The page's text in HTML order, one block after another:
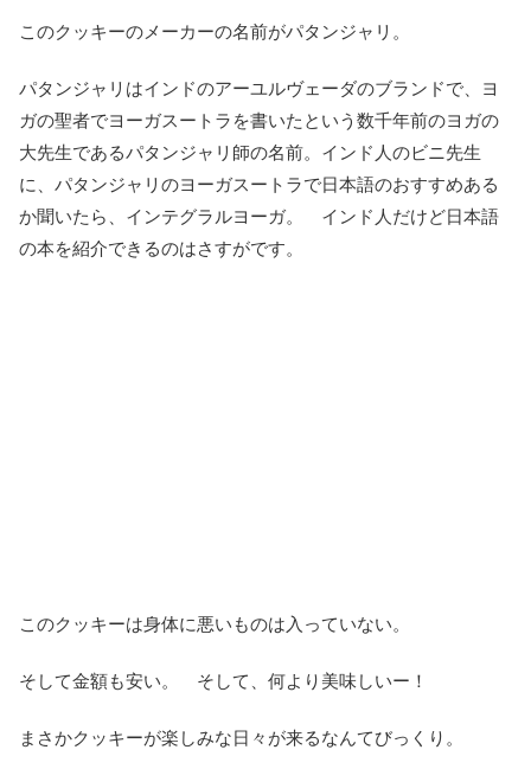
このクッキーのメーカーの名前がパタンジャリ。
パタンジャリはインドのアーユルヴェーダのブランドで、ヨ
ガの聖者でヨーガスートラを書いたという数千年前のヨガの
大先生であるパタンジャリ師の名前。インド人のビニ先生
に、パタンジャリのヨーガスートラで日本語のおすすめある
か聞いたら、インテグラルヨーガ。 インド人だけど日本語
の本を紹介できるのはさすがです。
このクッキーは身体に悪いものは入っていない。
そして金額も安い。 そして、何より美味しいー！
まさかクッキーが楽しみな日々が来るなんてびっくり。